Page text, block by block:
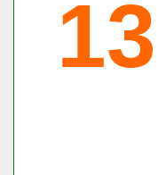
13